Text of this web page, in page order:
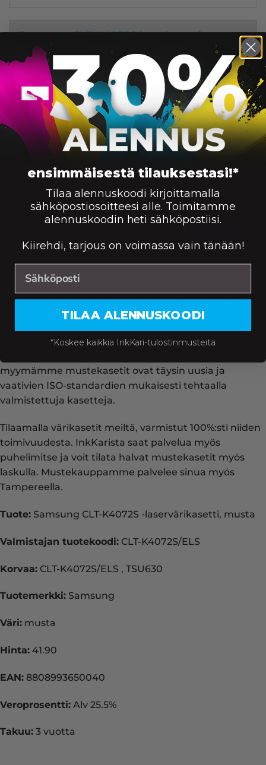
Samsung CLT-K4072S laserkasetti, musta
– tarvike, premium
1500 Väri: Saatavuus: 41,90 € KORIIN
Samsung CLT-M4072S laserkasetti,
magenta – tarvike, premium
Väri: Saatavuus: 41,90€ KORIIN
Samsung CLT-Y4072S laserkasetti,
keltainen – tarvike, premium
Tilaa Samsung mustepatruunat ja laserkasetit meiltä
edullisesti ja huippunopeasti!
Osta meiltä Samsung CLT-K4072S -laservärikasetti,
myymämme mustekasetit ovat täysin uusia ja
vaativien ISO-standardien mukaisesti tehtaalla
valmistettuja kasetteja.
Tilaamalla värikasetit meiltä, varmistut 100%:sti niiden
toimivuudesta. InkKarista saat palvelua myös
puhelimitse ja voit tilata halvat mustekasetit myös
laskulla. Mustekauppamme palvelee sinua myös
Tampereella.
Tuote: Samsung CLT-K4072S -laservärikasetti, musta
Valmistajan tuotekoodi: CLT-K4072S/ELS
Korvaa: CLT-K4072S/ELS , TSU630
Tuotemerkki: Samsung
Väri: musta
Hinta: 41.90
EAN: 8808993650040
Veroprosentti: Alv 25.5%
Takuu: 3 vuotta
ensimmäisestä tilauksestasi!*
Tilaa alennuskoodi kirjoittamalla
sähköpostiosoitteesi alle. Toimitamme
alennuskoodin heti sähköpostiisi.
Kiirehdi, tarjous on voimassa vain tänään!
TILAA ALENNUSKOODI
*Koskee kaikkia InkKari-tulostinmusteita